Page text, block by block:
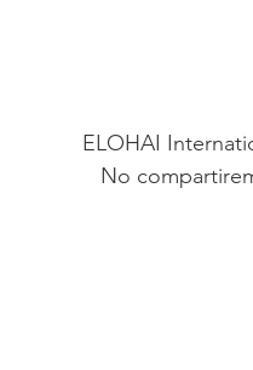
ELOHAI
No